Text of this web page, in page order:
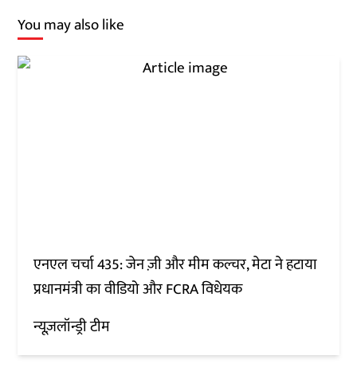
You may also like
एनएल चर्चा 435: जेन ज़ी और मीम कल्चर, मेटा ने हटाया
प्रधानमंत्री का वीडियो और FCRA विधेयक
न्यूज़लॉन्ड्री टीम